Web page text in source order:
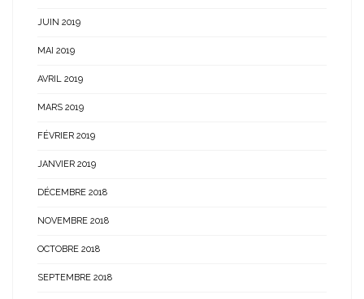
JUIN 2019
MAI 2019
AVRIL 2019
MARS 2019
FÉVRIER 2019
JANVIER 2019
DÉCEMBRE 2018
NOVEMBRE 2018
OCTOBRE 2018
SEPTEMBRE 2018